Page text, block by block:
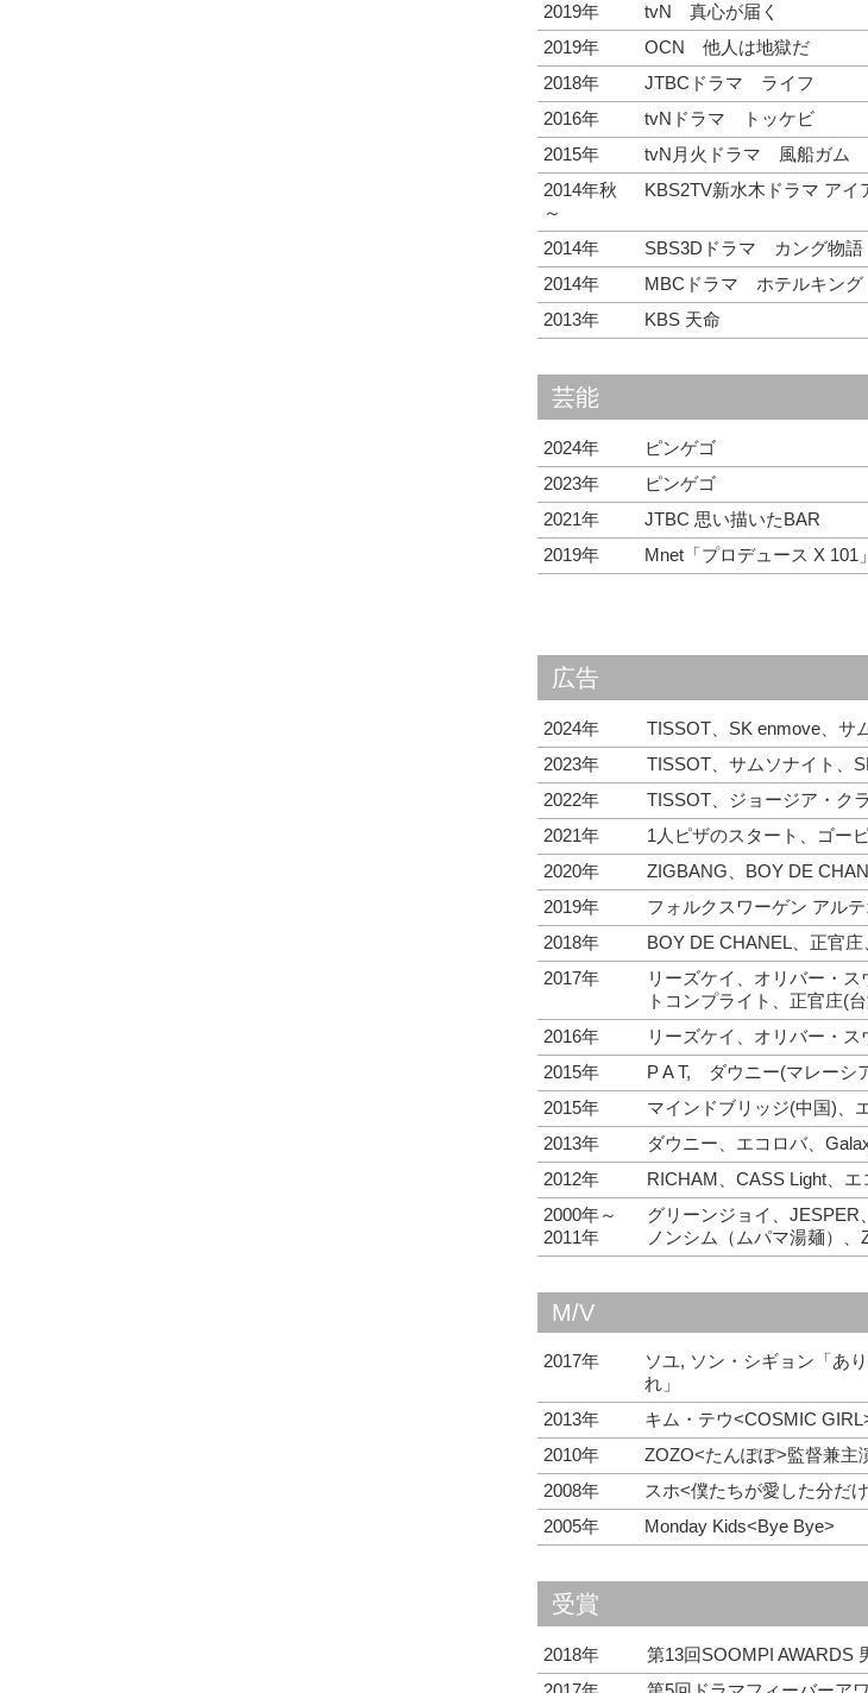
2019年
tvN 真心が届く
2019年
OCN 他人は地獄だ
2018年
JTBCドラマ ライフ
2016年
tvNドラマ トッケビ
2015年
tvN月火ドラマ 風船ガム
2014年秋
～
KBS2TV新水木ドラマ アイ
2014年
SBS3Dドラマ カング物語
2014年
MBCドラマ ホテルキング
2013年
KBS 天命
芸能
2024年
ピンゲゴ
2023年
ピンゲゴ
2021年
JTBC 思い描いたBAR
2019年
Mnet「プロデュース X 101」
広告
2024年
TISSOT、SK enmove、サ
2023年
TISSOT、サムソナイト、
2022年
TISSOT、ジョージア・ク
2021年
1人ピザのスタート、ゴー
2020年
ZIGBANG、BOY DE
2019年
フォルクスワーゲン アル
2018年
BOY DE CHANEL、正官
2017年
リーズケイ、オリバー・
トコンプライト、正官庄(
2016年
リーズケイ、オリバー・ス
2015年
P A T, ダウニー(マレーシ
2015年
マインドブリッジ(中国)、
2013年
ダウニー、エコロバ、
2012年
RICHAM、CASS Light、
2000年～
2011年
グリーンジョイ、JESPER
ノンシム（ムパマ湯麺）
M/V
2017年
ソユ, ソン・シギョン「あ
れ」
2013年
キム・テウ<COSMIC
2010年
ZOZO<たんぽぽ>監督兼主
2008年
スホ<僕たちが愛した分だ
2005年
Monday Kids<Bye Bye>
受賞
2018年
第13回SOOMPI AWARDS